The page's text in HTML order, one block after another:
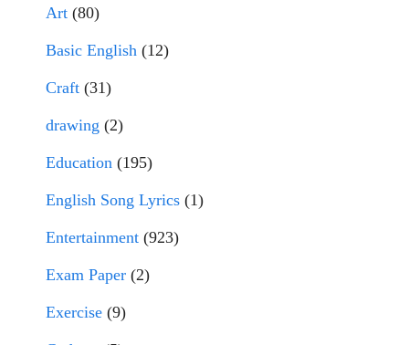
Art (80)
Basic English (12)
Craft (31)
drawing (2)
Education (195)
English Song Lyrics (1)
Entertainment (923)
Exam Paper (2)
Exercise (9)